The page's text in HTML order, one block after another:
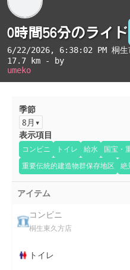
0時間56分のライド
6/22/2026, 6:38:02 PM 桐
17.7 km - by
umeko
季節
8月
表示項目
コンビニ トイレ 給水
国宝・
重要伝統的建造物群保存地区
絶
アイテム
コンビニ
桐生東久方店
トイレ